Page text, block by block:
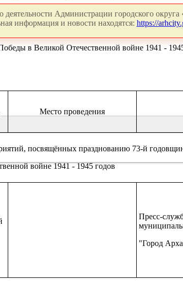
деятельности Администрации городского
информация и новости находятся: https://
в Великой Отечественной войне 1941 -
Место проведения
посвящённых празднованию 73-й
войне 1941-1945 годов
Пресс-
"Город